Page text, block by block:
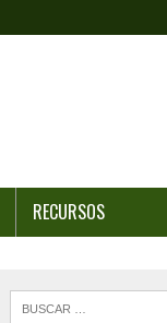
RECURSOS